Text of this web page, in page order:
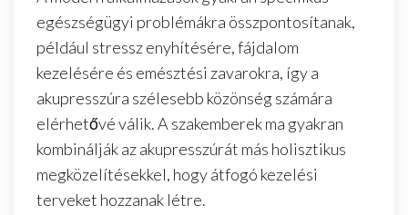
egészségügyi problémákra összpontosítanak,
például stressz enyhítésére, fájdalom
kezelésére és emésztési zavarokra, így a
akupresszúra szélesebb közönség számára
elérhetővé válik. A szakemberek ma gyakran
kombinálják az akupresszúrát más holisztikus
megközelítésekkel, hogy átfogó kezelési
terveket hozzanak létre.